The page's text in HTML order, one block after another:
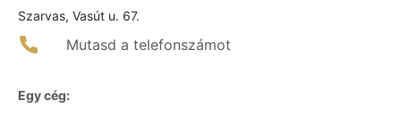
Szarvas, Vasút u. 67.
Mutasd a telefonszámot
Egy cég: